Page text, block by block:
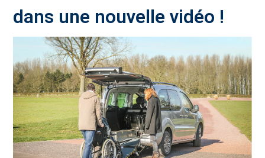
dans une nouvelle vidéo !